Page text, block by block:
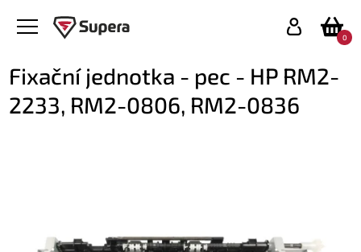
0
Fixační jednotka - pec - HP RM2-
2233, RM2-0806, RM2-0836